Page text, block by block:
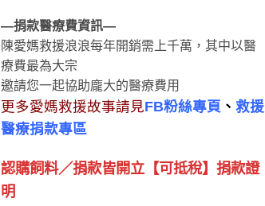
—捐款醫療費資訊—
陳愛媽救援浪浪每年開銷需上千萬，其中以醫
療費最為大宗
邀請您一起協助龐大的醫療費用
更多愛媽救援故事請見FB粉絲專頁 、 救援
醫療捐款專區
認購飼料／捐款皆開立【可抵稅】捐款證
明